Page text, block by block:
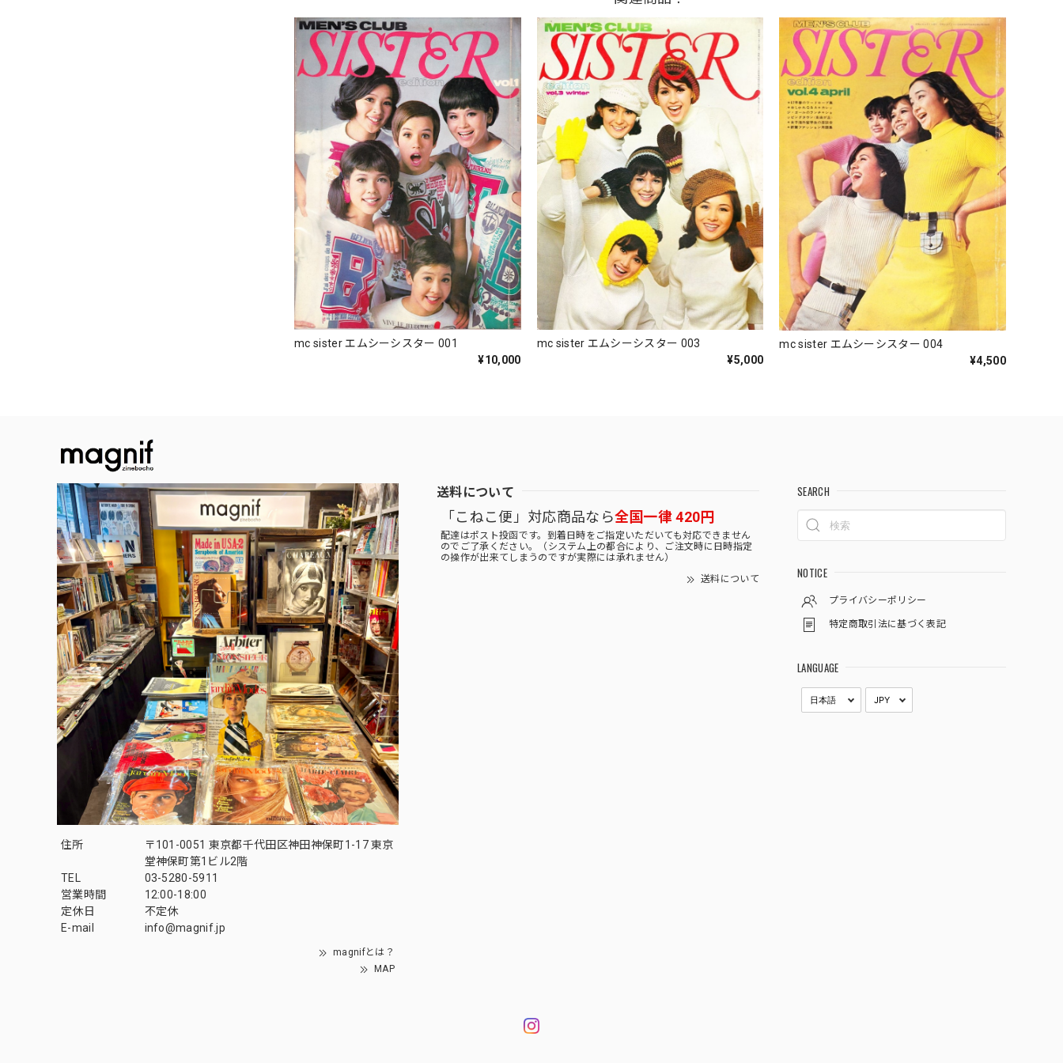
mc sister エムシーシスター 001
¥10,000
mc sister エムシーシスター 003
¥5,000
mc sister エムシーシスター 004
¥4,500
住所
〒101-0051 東京都千代田区神田神保町1-17 東京
堂神保町第1ビル2階
TEL
03-5280-5911
営業時間
12:00-18:00
定休日
不定休
E-mail
info@magnif.jp
magnifとは？
MAP
送料について
「こねこ便」対応商品なら全国一律 420円
配達はポスト投函です。到着日時をご指定いただいても対応できません
のでご了承ください。（システム上の都合により、ご注文時に日時指定
の操作が出来てしまうのですが実際には承れません）
送料について
SEARCH
NOTICE
プライバシーポリシー
特定商取引法に基づく表記
LANGUAGE